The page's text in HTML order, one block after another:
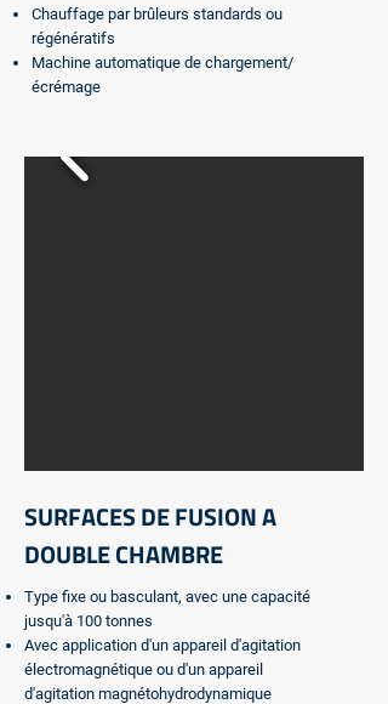
Chauffage par brûleurs standards ou
régénératifs
Machine automatique de chargement/
écrémage
SURFACES DE FUSION A
DOUBLE CHAMBRE
Type fixe ou basculant, avec une capacité
jusqu'à 100 tonnes
Avec application d'un appareil d'agitation
électromagnétique ou d'un appareil
d'agitation magnétohydrodynamique